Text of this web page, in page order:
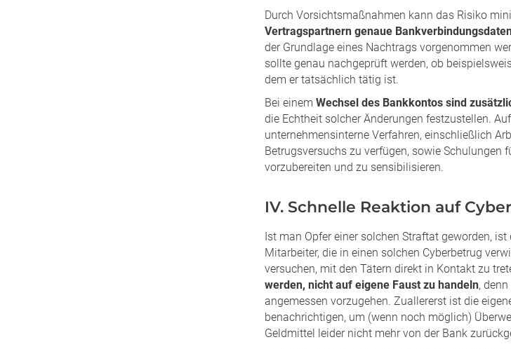
Durch Vorsichtsmaßnahmen kann das Risiko
Vertragspartnern genaue
der Grundlage eines Nachtrags vorgenommen
sollte genau nachgeprüft werden, ob
dem er tatsächlich tätig ist.
Bei einem Wechsel des Bankkontos sind
die Echtheit solcher Änderungen festzustellen.
unternehmensinterne Verfahren, einschließlich
Betrugsversuchs zu verfügen, sowie
vorzubereiten und zu sensibilisieren.
IV. Schnelle Reaktion auf
Ist man Opfer einer solchen Straftat geworden,
Mitarbeiter, die in einen solchen Cyberbetrug
versuchen, mit den Tätern direkt in Kontakt zu
werden, nicht auf eigene Faust zu handeln,
angemessen vorzugehen. Zuallererst ist die
benachrichtigen, um (wenn noch möglich)
Geldmittel leider nicht mehr von der Bank